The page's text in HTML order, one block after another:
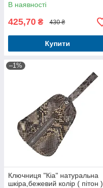
В наявності
425,70 ₴ 430 ₴
Купити
–1%
Ключниця "Кіа" натуральна
шкіра,бежевий колір ( пітон )